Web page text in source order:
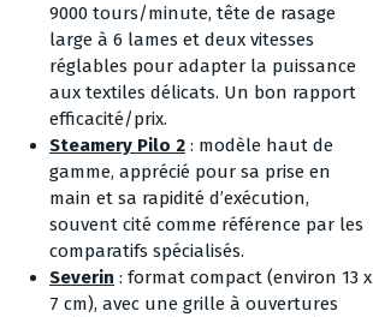
9000 tours/minute, tête de rasage
large à 6 lames et deux vitesses
réglables pour adapter la puissance
aux textiles délicats. Un bon rapport
efficacité/prix.
Steamery Pilo 2 : modèle haut de
gamme, apprécié pour sa prise en
main et sa rapidité d’exécution,
souvent cité comme référence par les
comparatifs spécialisés.
Severin : format compact (environ 13 x
7 cm), avec une grille à ouvertures